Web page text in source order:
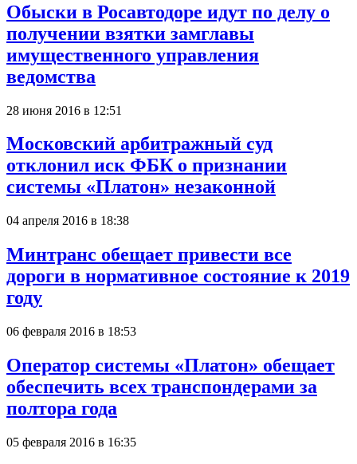
Обыски в Росавтодоре идут по делу о
получении взятки замглавы
имущественного управления
ведомства
28 июня 2016 в 12:51
Московский арбитражный суд
отклонил иск ФБК о признании
системы «Платон» незаконной
04 апреля 2016 в 18:38
Минтранс обещает привести все
дороги в нормативное состояние к 2019
году
06 февраля 2016 в 18:53
Оператор системы «Платон» обещает
обеспечить всех транспондерами за
полтора года
05 февраля 2016 в 16:35